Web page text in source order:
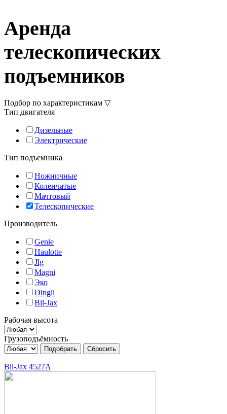
Аренда
телескопических
подъемников
Подбор по характеристикам ▽
Тип двигателя
Дизельные
Электрические
Тип подъемника
Ножничные
Коленчатые
Мачтовый
Телескопические
Производитель
Genie
Haulotte
Jlg
Magni
Эко
Dingli
Bil-Jax
Рабочая высота
Грузоподъёмность
Bil-Jax 4527A